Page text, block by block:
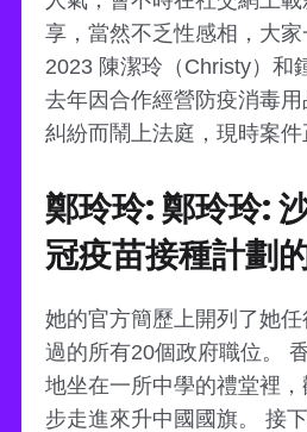
享，當然不乏性感相，大
2023 陳潔玲（Christy）和
去年因合作經營防疫消毒
糾紛而鬧上法庭，現時案件
鄭玲玲: 鄭玲玲:
冠疫苗接種計劃
她的官方簡歷上開列了她
過的所有20個政府職位。
地坐在一所中學的禮堂裡
步走進來升中國國旗。 接